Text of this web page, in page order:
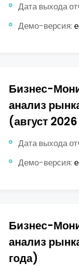
Дата выхода
Демо-версия:
Бизнес-
анализ
(август
Дата выхода
Демо-версия:
Бизнес-
анализ
года)